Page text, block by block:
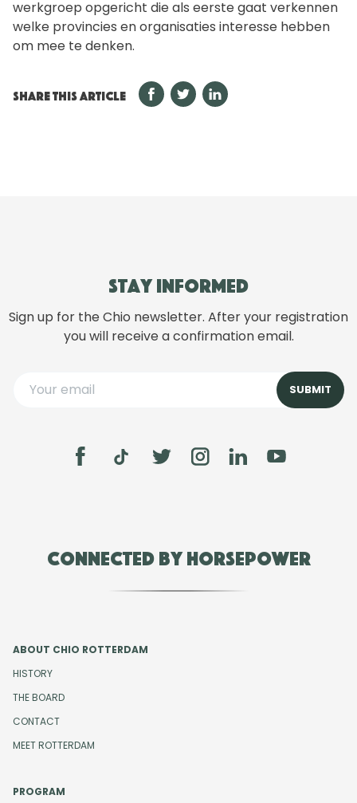
werkgroep opgericht die als eerste gaat verkennen
welke provincies en organisaties interesse hebben
om mee te denken.
SHARE THIS ARTICLE
Stay informed
Sign up for the Chio newsletter. After your registration
you will receive a confirmation email.
Connected by Horsepower
ABOUT CHIO ROTTERDAM
HISTORY
THE BOARD
CONTACT
MEET ROTTERDAM
PROGRAM